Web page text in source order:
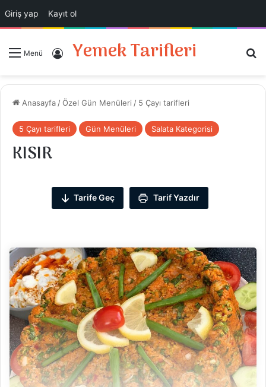
Giriş yap Kayıt ol
Menü Giriş Yap
Yemek Tarifleri
Anasayfa /Özel Gün Menüleri / 5 Çayı tarifleri
5 Çayı tarifleri Gün Menüleri Salata Kategorisi
KISIR
Tarife Geç Tarif Yazdır